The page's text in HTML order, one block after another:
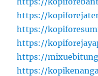
https://
https://
https://
https://
https://